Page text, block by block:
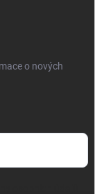
o nových